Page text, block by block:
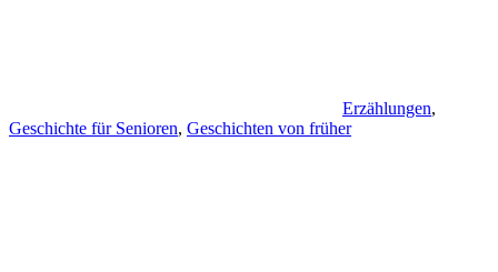
Erzählungen,
Geschichte für Senioren, Geschichten von früher